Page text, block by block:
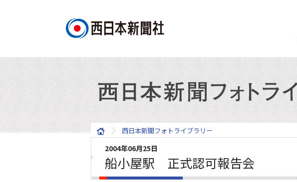
西日本新聞フォトライブラリー
2004年06月25日
船小屋駅 正式認可報告会